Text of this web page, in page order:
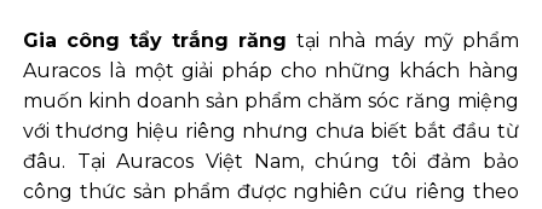
Gia công tẩy trắng răng tại nhà máy mỹ phẩm
Auracos là một giải pháp cho những khách hàng
muốn kinh doanh sản phẩm chăm sóc răng miệng
với thương hiệu riêng nhưng chưa biết bắt đầu từ
đâu. Tại Auracos Việt Nam, chúng tôi đảm bảo
công thức sản phẩm được nghiên cứu riêng theo